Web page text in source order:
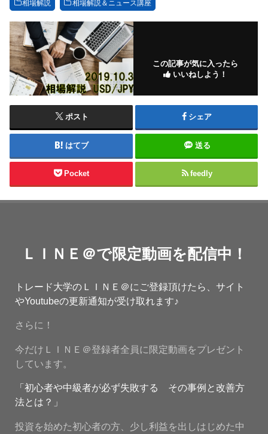
相場解説 相場解説＆ニュース講座
この記事が気に入ったら
いいねしよう！
ポスト シェア
はてブ 送る
Pocket feedly
ＬＩＮＥ＠で限定動画を配信中！
トレード大学のＬＩＮＥ＠にご登録頂けたら、サイト
やYoutubeの更新通知が受け取れます♪
さらに！
今だけＬＩＮＥ＠登録者全員に限定動画をプレゼント
しています。
「初心者や中級者が必ず失敗する その事例と改善方
法とは？」
投資を始めた初心者の方、少し利益を出しはじめた中